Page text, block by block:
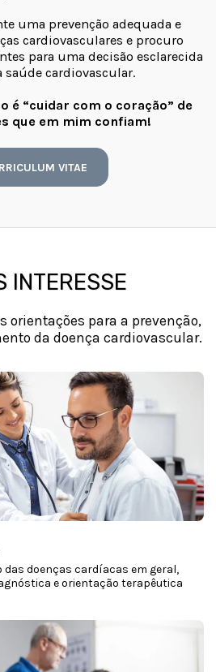
uma prevenção adequada e
cardiovasculares e procuro
para uma decisão esclarecida
saúde cardiovascular.
é “cuidar com o coração” de
que em mim confiam!
VITAE
INTERESSE
orientações para a prevenção,
da doença cardiovascular.
doenças cardíacas em geral,
e orientação terapêutica